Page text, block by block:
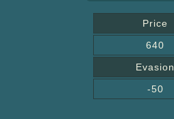
Price
640
Evasion
-50